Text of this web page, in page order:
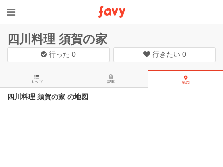
四川料理 須賀の家
行った0 行きたい 0
トップ 記事 地図
四川料理 須賀の家 の地図